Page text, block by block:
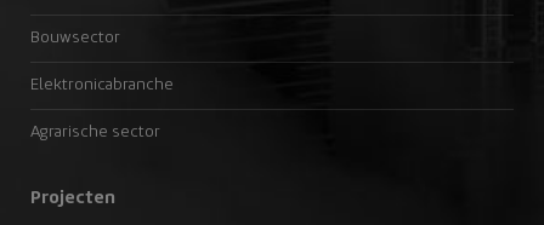
Bouwsector
Elektronicabranche
Agrarische sector
Projecten